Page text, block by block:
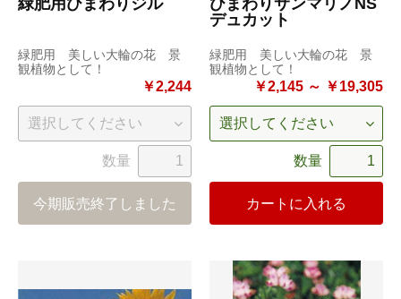
緑肥用ひまわりジル
緑肥用 美しい大輪の花 景
観植物として！
￥2,244
数量
今期販売終了しました
ひまわりサンマリノNS
デュカット
緑肥用 美しい大輪の花 景
観植物として！
￥2,145 ～ ￥19,305
数量
カートに入れる